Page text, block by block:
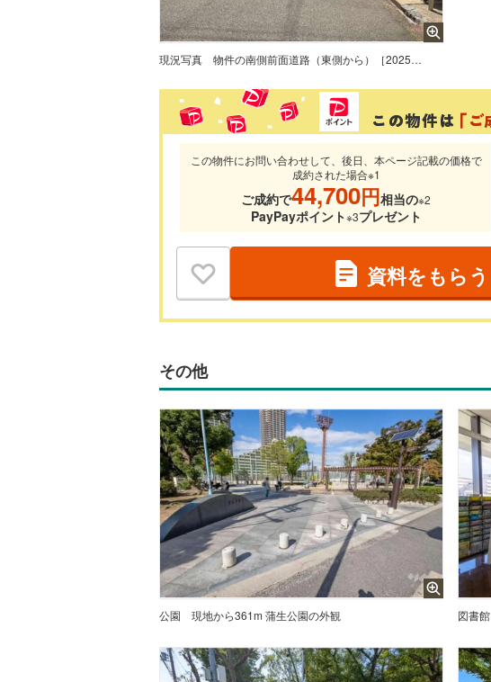
現況写真 物件の南側前面道路（東側から）［2025年4月29日撮影］
この物件にお問い合わせして、後日、本ページ記載の価格で
成約された場合※1
ご成約で44,700円相当の※2
PayPayポイント※3プレゼント
資料をもらう
その他
公園 現地から361m 蒲生公園の外観 図書館